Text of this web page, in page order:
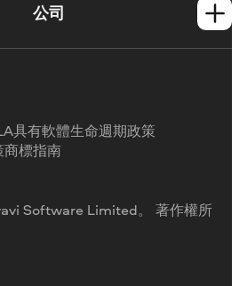
公司
Software Limited。 著作權所
具有軟體生命週期政策
商標指南